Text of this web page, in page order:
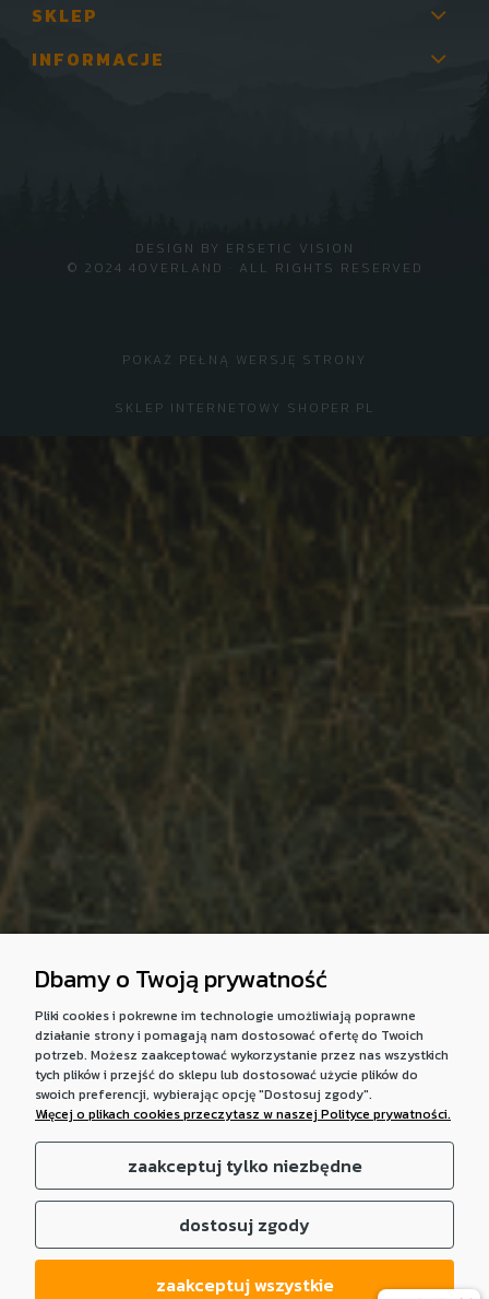
SKLEP
INFORMACJE
© 2024 4OVERLAND · ALL RIGHTS RESERVED
DESIGN BY ERSETIC VISION
POKAŻ PEŁNĄ WERSJĘ STRONY
SKLEP INTERNETOWY SHOPER.PL
Dbamy o Twoją prywatność
Pliki cookies i pokrewne im technologie umożliwiają poprawne
działanie strony i pomagają nam dostosować ofertę do Twoich
potrzeb. Możesz zaakceptować wykorzystanie przez nas wszystkich
tych plików i przejść do sklepu lub dostosować użycie plików do
swoich preferencji, wybierając opcję "Dostosuj zgody".
Więcej o plikach cookies przeczytasz w naszej Polityce prywatności.
zaakceptuj tylko niezbędne
dostosuj zgody
zaakceptuj wszystkie